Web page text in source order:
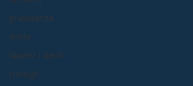
gravidanza
smile
lavarsi i denti
consigli